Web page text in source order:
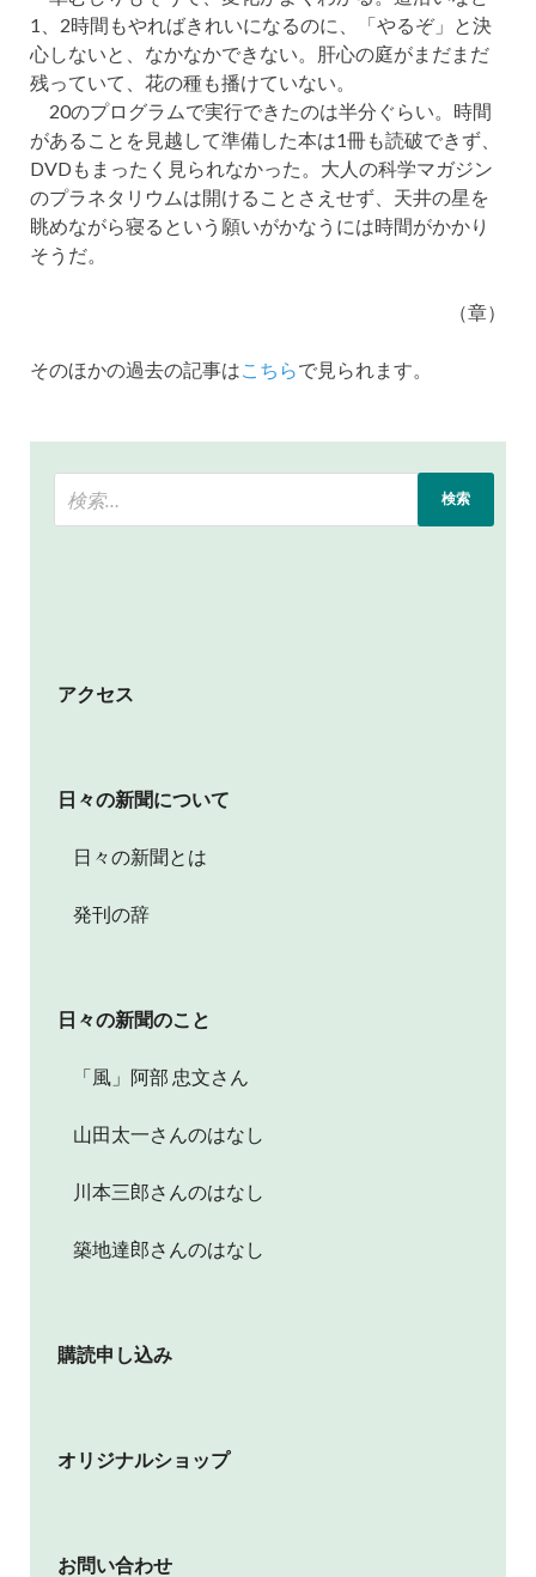
1、2時間もやればきれいになるのに、「やるぞ」と決
心しないと、なかなかできない。肝心の庭がまだまだ
残っていて、花の種も播けていない。
20のプログラムで実行できたのは半分ぐらい。時間
があることを見越して準備した本は1冊も読破できず、
DVDもまったく見られなかった。大人の科学マガジン
のプラネタリウムは開けることさえせず、天井の星を
眺めながら寝るという願いがかなうには時間がかかり
そうだ。
（章）
そのほかの過去の記事はこちらで見られます。
アクセス
日々の新聞について
日々の新聞とは
発刊の辞
日々の新聞のこと
「風」阿部 忠文さん
山田太一さんのはなし
川本三郎さんのはなし
築地達郎さんのはなし
購読申し込み
オリジナルショップ
お問い合わせ